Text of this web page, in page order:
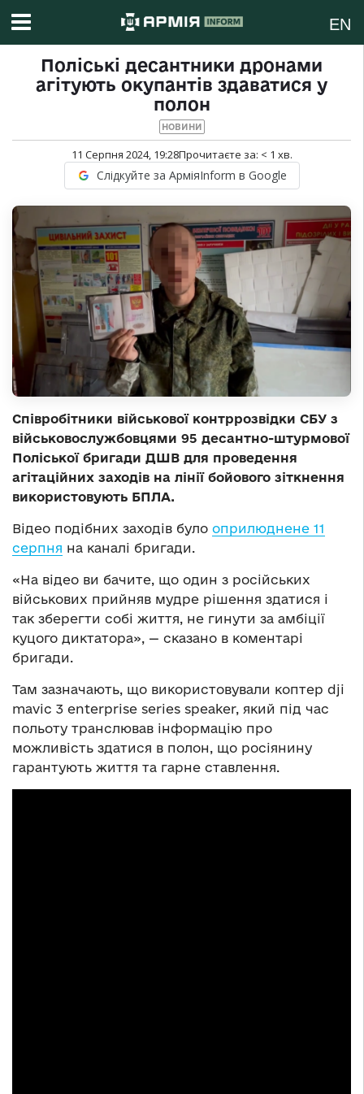
EN
Поліські десантники дронами
агітують окупантів здаватися у
полон
НОВИНИ
11 Серпня 2024, 19:28Прочитаєте за: < 1 хв.
Слідкуйте за АрміяInform в Google
Співробітники військової контррозвідки СБУ з
військовослужбовцями 95 десантно-штурмової
Поліської бригади ДШВ для проведення
агітаційних заходів на лінії бойового зіткнення
використовують БПЛА.
Відео подібних заходів було оприлюднене 11
серпня на каналі бригади.
«На відео ви бачите, що один з російських
військових прийняв мудре рішення здатися і
так зберегти собі життя, не гинути за амбіції
куцого диктатора», — сказано в коментарі
бригади.
Там зазначають, що використовували коптер dji
mavic 3 enterprise series speaker, який під час
польоту транслював інформацію про
можливість здатися в полон, що росіянину
гарантують життя та гарне ставлення.